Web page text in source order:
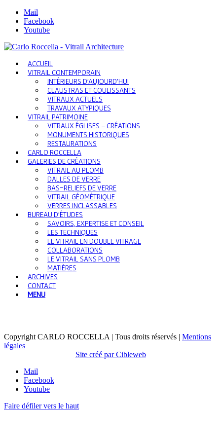
Mail
Facebook
Youtube
ACCUEIL
VITRAIL CONTEMPORAIN
INTÉRIEURS D’AUJOURD’HUI
CLAUSTRAS ET COULISSANTS
VITRAUX ACTUELS
TRAVAUX ATYPIQUES
VITRAIL PATRIMOINE
VITRAUX ÉGLISES – CRÉATIONS
MONUMENTS HISTORIQUES
RESTAURATIONS
CARLO ROCCELLA
GALERIES DE CRÉATIONS
VITRAIL AU PLOMB
DALLES DE VERRE
BAS-RELIEFS DE VERRE
VITRAIL GÉOMÉTRIQUE
VERRES INCLASSABLES
BUREAU D’ÉTUDES
SAVOIRS, EXPERTISE ET CONSEIL
LES TECHNIQUES
LE VITRAIL EN DOUBLE VITRAGE
COLLABORATIONS
LE VITRAIL SANS PLOMB
MATIÈRES
ARCHIVES
CONTACT
MENU
Copyright CARLO ROCCELLA | Tous droits réservés | Mentions
légales
Site créé par Cibleweb
Mail
Facebook
Youtube
Faire défiler vers le haut